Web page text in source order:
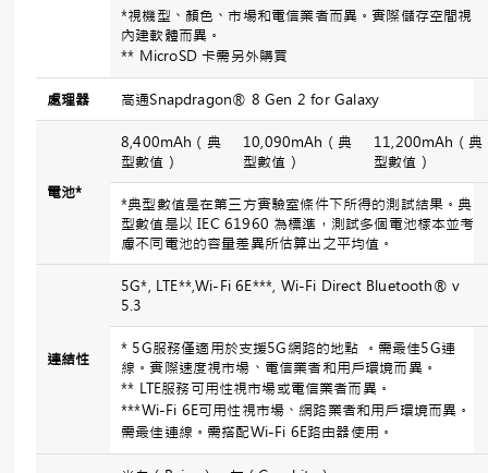
*視機型、顏色、市場和電信業者而異。實際儲存空間視
內建軟體而異。
** MicroSD 卡需另外購買
處理器 高通Snapdragon® 8 Gen 2 for Galaxy
電池*
8,400mAh（典
型數值）
10,090mAh（典
型數值）
11,200mAh（典
型數值）
*典型數值是在第三方實驗室條件下所得的測試結果。典
型數值是以 IEC 61960 為標準，測試多個電池樣本並考
慮不同電池的容量差異所估算出之平均值。
連結性
5G*, LTE**,Wi-Fi 6E***, Wi-Fi Direct Bluetooth® v
5.3
* 5G服務僅適用於支援5G網路的地點 。需最佳5G連
線。實際速度視市場、電信業者和用戶環境而異。
** LTE服務可用性視市場或電信業者而異。
***Wi-Fi 6E可用性視市場、網路業者和用戶環境而異。
需最佳連線。需搭配Wi-Fi 6E路由器使用。